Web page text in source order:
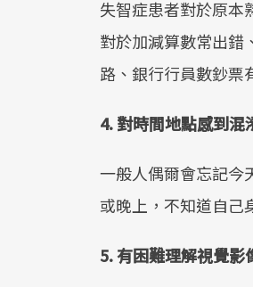
失智症患者對於原本
對於加減算數常出
路、銀行行員數鈔票
4. 對時間地點感到混
一般人偶爾會忘記今
或晚上，不知道自己
5. 有困難理解視覺影